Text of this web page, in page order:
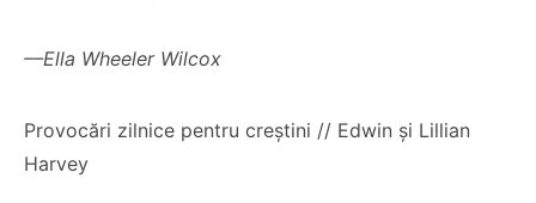
––Ella Wheeler Wilcox
Provocări zilnice pentru creștini // Edwin și Lillian
Harvey